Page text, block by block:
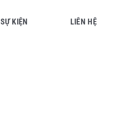
SỰ KIỆN LIÊN HỆ